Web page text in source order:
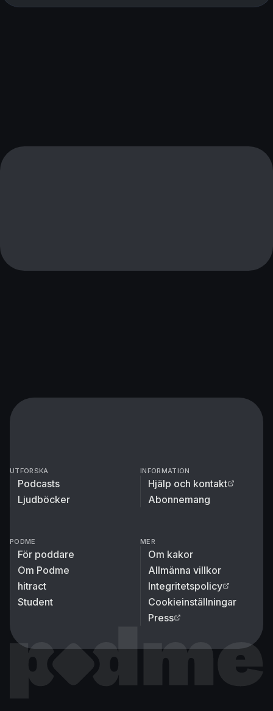
UTFORSKA
Podcasts
Ljudböcker
INFORMATION
Hjälp och kontakt
Abonnemang
PODME
För poddare
Om Podme
hitract
Student
MER
Om kakor
Allmänna villkor
Integritetspolicy
Cookieinställningar
Press